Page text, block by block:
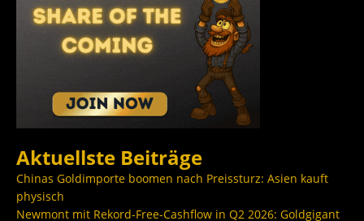
Aktuellste Beiträge
Chinas Goldimporte boomen nach Preissturz: Asien kauft
physisch
Newmont mit Rekord-Free-Cashflow in Q2 2026: Goldgigant